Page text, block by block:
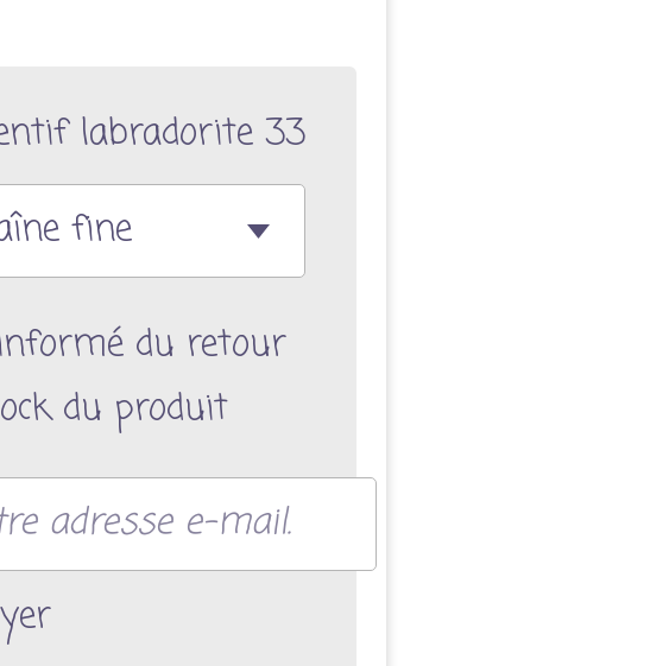
labradorite 33
du retour
du produit